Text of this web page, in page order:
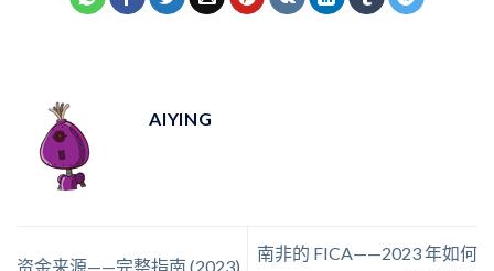
AIYING
资金来源——完整指南 (2023)
南非的 FICA——2023 年如何